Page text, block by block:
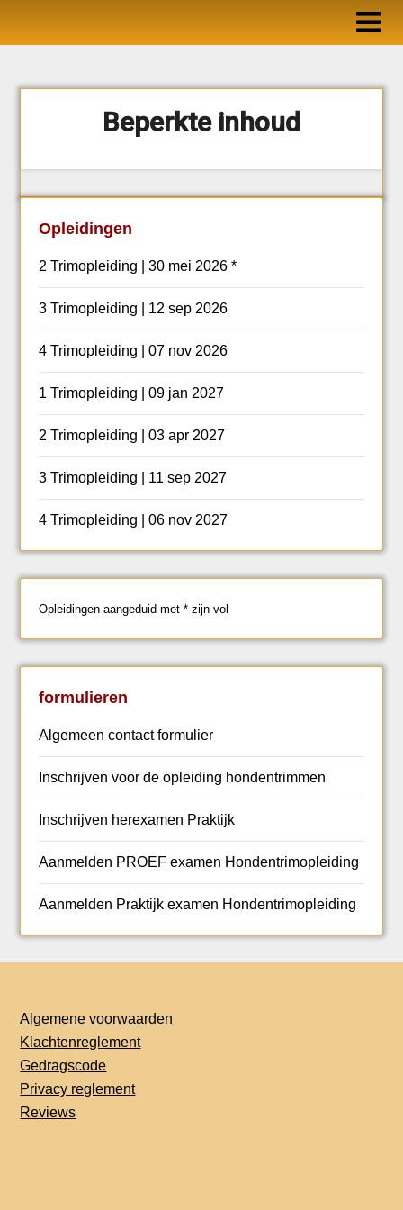
Beperkte inhoud
Opleidingen
2 Trimopleiding | 30 mei 2026 *
3 Trimopleiding | 12 sep 2026
4 Trimopleiding | 07 nov 2026
1 Trimopleiding | 09 jan 2027
2 Trimopleiding | 03 apr 2027
3 Trimopleiding | 11 sep 2027
4 Trimopleiding | 06 nov 2027
Opleidingen aangeduid met * zijn vol
formulieren
Algemeen contact formulier
Inschrijven voor de opleiding hondentrimmen
Inschrijven herexamen Praktijk
Aanmelden PROEF examen Hondentrimopleiding
Aanmelden Praktijk examen Hondentrimopleiding
Algemene voorwaarden
Klachtenreglement
Gedragscode
Privacy reglement
Reviews